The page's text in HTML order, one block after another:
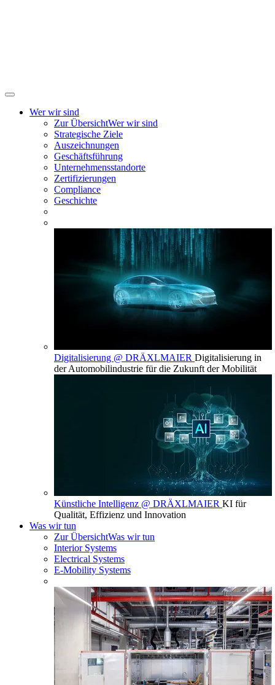
Wer wir sind
Zur ÜbersichtWer wir sind
Strategische Ziele
Auszeichnungen
Geschäftsführung
Unternehmensstandorte
Zertifizierungen
Compliance
Geschichte
Digitalisierung @ DRÄXLMAIER Digitalisierung in
der Automobilindustrie für die Zukunft der Mobilität
Künstliche Intelligenz @ DRÄXLMAIER KI für
Qualität, Effizienz und Innovation
Was wir tun
Zur ÜbersichtWas wir tun
Interior Systems
Electrical Systems
E-Mobility Systems